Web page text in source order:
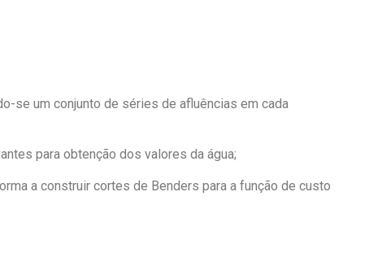
se um conjunto de séries de afluências em cada
para obtenção dos valores da água;
a construir cortes de Benders para a função de custo